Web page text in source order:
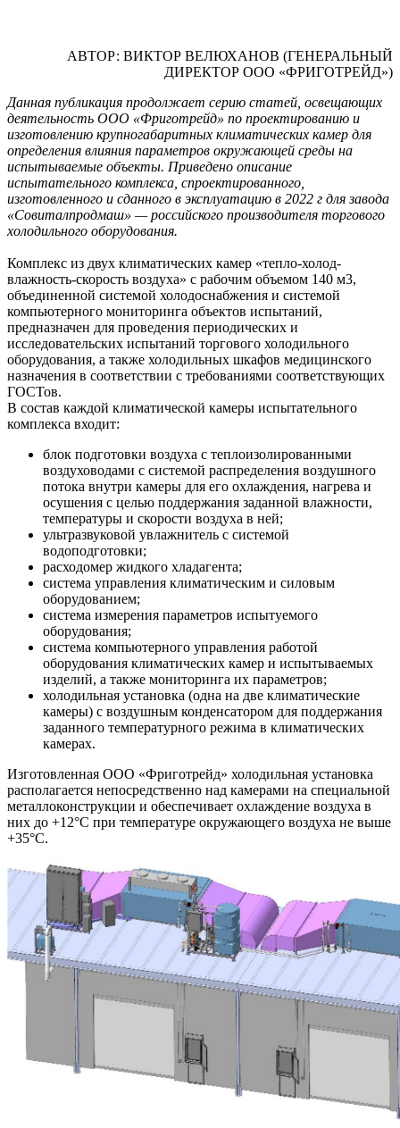
АВТОР: ВИКТОР ВЕЛЮХАНОВ (ГЕНЕРАЛЬНЫЙ
ДИРЕКТОР ООО «ФРИГОТРЕЙД»)
Данная публикация продолжает серию статей, освещающих
деятельность ООО «Фриготрейд» по проектированию и
изготовлению крупногабаритных климатических камер для
определения влияния параметров окружающей среды на
испытываемые объекты. Приведено описание
испытательного комплекса, спроектированного,
изготовленного и сданного в эксплуатацию в 2022 г для завода
«Совиталпродмаш» — российского производителя торгового
холодильного оборудования.
Комплекс из двух климатических камер «тепло-холод-
влажность-скорость воздуха» с рабочим объемом 140 м3,
объединенной системой холодоснабжения и системой
компьютерного мониторинга объектов испытаний,
предназначен для проведения периодических и
исследовательских испытаний торгового холодильного
оборудования, а также холодильных шкафов медицинского
назначения в соответствии с требованиями соответствующих
ГОСТов.
В состав каждой климатической камеры испытательного
комплекса входит:
блок подготовки воздуха с теплоизолированными
воздуховодами с системой распределения воздушного
потока внутри камеры для его охлаждения, нагрева и
осушения с целью поддержания заданной влажности,
температуры и скорости воздуха в ней;
ультразвуковой увлажнитель с системой
водоподготовки;
расходомер жидкого хладагента;
система управления климатическим и силовым
оборудованием;
система измерения параметров испытуемого
оборудования;
система компьютерного управления работой
оборудования климатических камер и испытываемых
изделий, а также мониторинга их параметров;
холодильная установка (одна на две климатические
камеры) с воздушным конденсатором для поддержания
заданного температурного режима в климатических
камерах.
Изготовленная ООО «Фриготрейд» холодильная установка
располагается непосредственно над камерами на специальной
металлоконструкции и обеспечивает охлаждение воздуха в
них до +12°C при температуре окружающего воздуха не выше
+35°C.